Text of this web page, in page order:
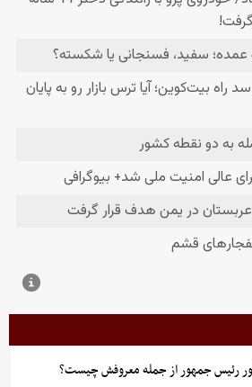
رئیس جمهور از جمله معروفش چیست؟